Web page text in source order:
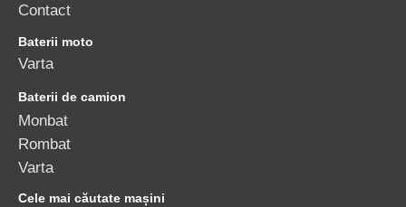
Contact
Baterii moto
Varta
Baterii de camion
Monbat
Rombat
Varta
Cele mai căutate mașini